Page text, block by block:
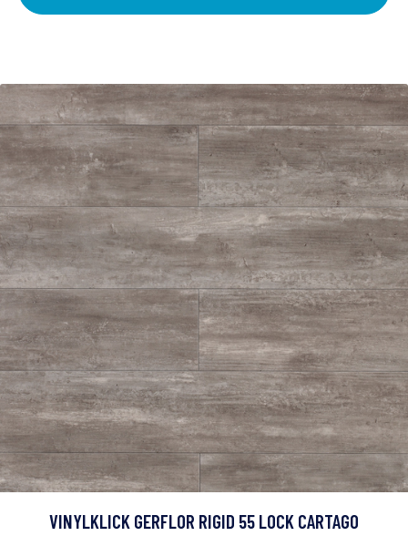
VINYLKLICK GERFLOR RIGID 55 LOCK CARTAGO